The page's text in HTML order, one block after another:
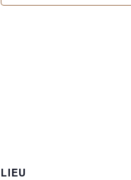
LIEU